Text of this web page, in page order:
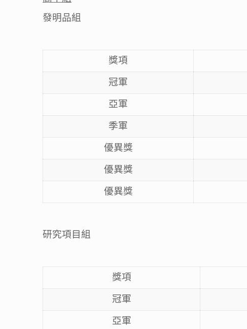
發明品組
獎項
冠軍
亞軍
季軍
優異獎
優異獎
優異獎
研究項目組
獎項
冠軍
亞軍